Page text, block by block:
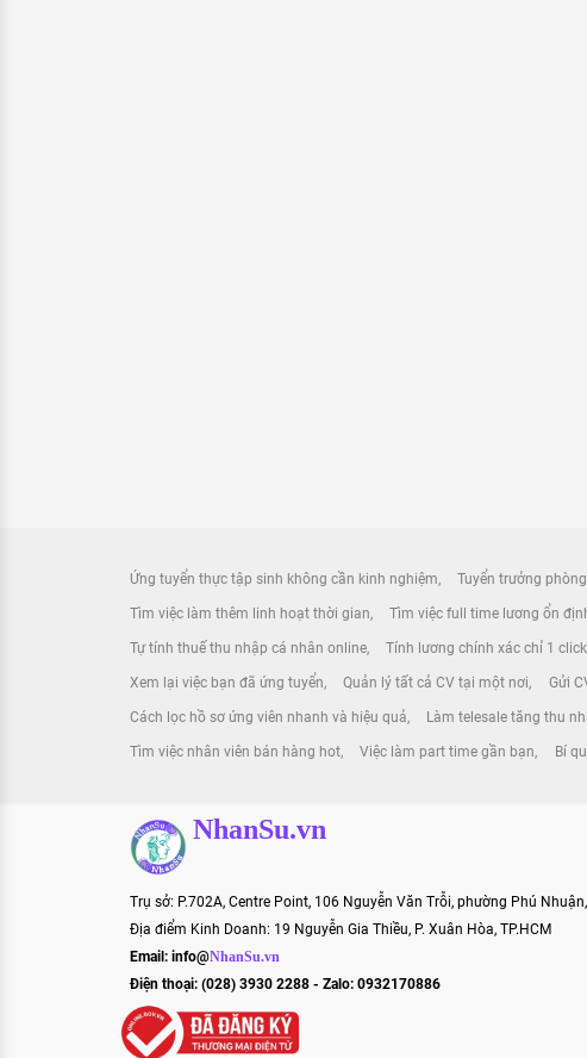
Ứng tuyển thực tập sinh không cần kinh nghiệm Tuyển trưởng
Tìm việc làm thêm linh hoạt thời gian Tìm việc full time lương ổn
Tự tính thuế thu nhập cá nhân online Tính lương chính xác chỉ 1 click
Xem lại việc bạn đã ứng tuyển Quản lý tất cả CV tại một nơi Gửi
Cách lọc hồ sơ ứng viên nhanh và hiệu quả Làm telesale tăng thu
Tìm việc nhân viên bán hàng hot Việc làm part time gần bạn Bí
NhanSu.vn
Trụ sở: P.702A, Centre Point, 106 Nguyễn Văn Trỗi, phường Phú Nhuận,
Địa điểm Kinh Doanh: 19 Nguyễn Gia Thiều, P. Xuân Hòa, TP.HCM
Email: info@NhanSu.vn
Điện thoại: (028) 3930 2288 - Zalo: 0932170886